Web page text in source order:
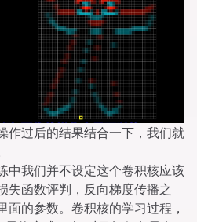
作过后的结果结合一下，我们就
中我们并不设定这个卷积核应该
失函数评判，反向梯度传播之
面的参数。卷积核的学习过程，